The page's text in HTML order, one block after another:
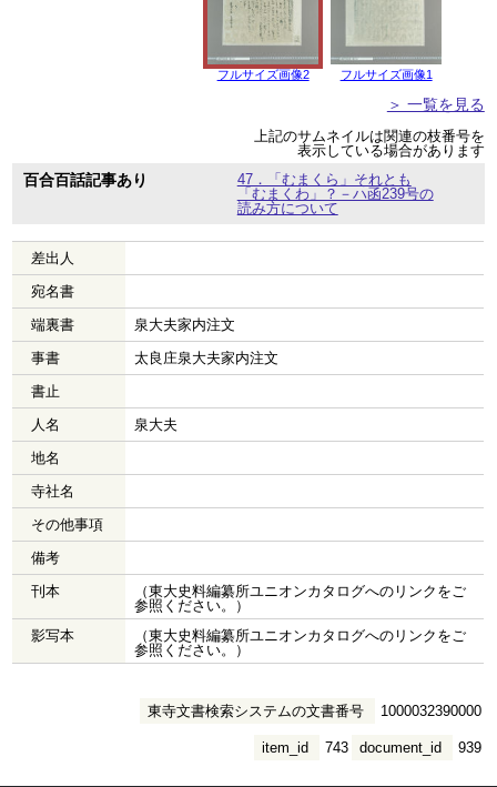
フルサイズ画像2 フルサイズ画像1
＞ 一覧を見る
上記のサムネイルは関連の枝番号を
表示している場合があります
百合百話記事あり
47．「むまくら」それとも
「むまくわ」？－ハ函239号の
読み方について
差出人
宛名書
端裏書
泉大夫家内注文
事書
太良庄泉大夫家内注文
書止
人名
泉大夫
地名
寺社名
その他事項
備考
刊本
（東大史料編纂所ユニオンカタログへのリンクをご
参照ください。）
影写本
（東大史料編纂所ユニオンカタログへのリンクをご
参照ください。）
東寺文書検索システムの文書番号 1000032390000
document_id 939
item_id 743